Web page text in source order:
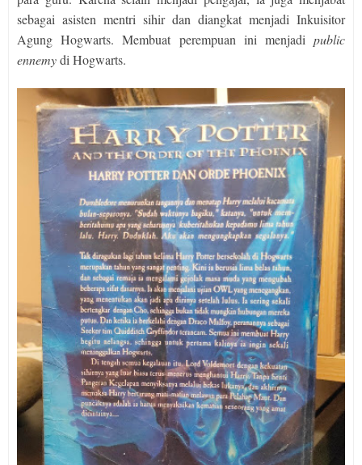
sebagai asisten mentri sihir dan diangkat menjadi Inkuisitor
Agung Hogwarts. Membuat perempuan ini menjadi public
ennemydi Hogwarts.